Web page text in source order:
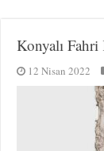
Konyalı
12 Nisan 2022